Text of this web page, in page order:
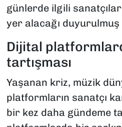
günlerde ilgili
yer alacağı duyurulmuş
Dijital
tartışması
Yaşanan kriz, müzik
platformların sanatçı
bir kez daha gündeme